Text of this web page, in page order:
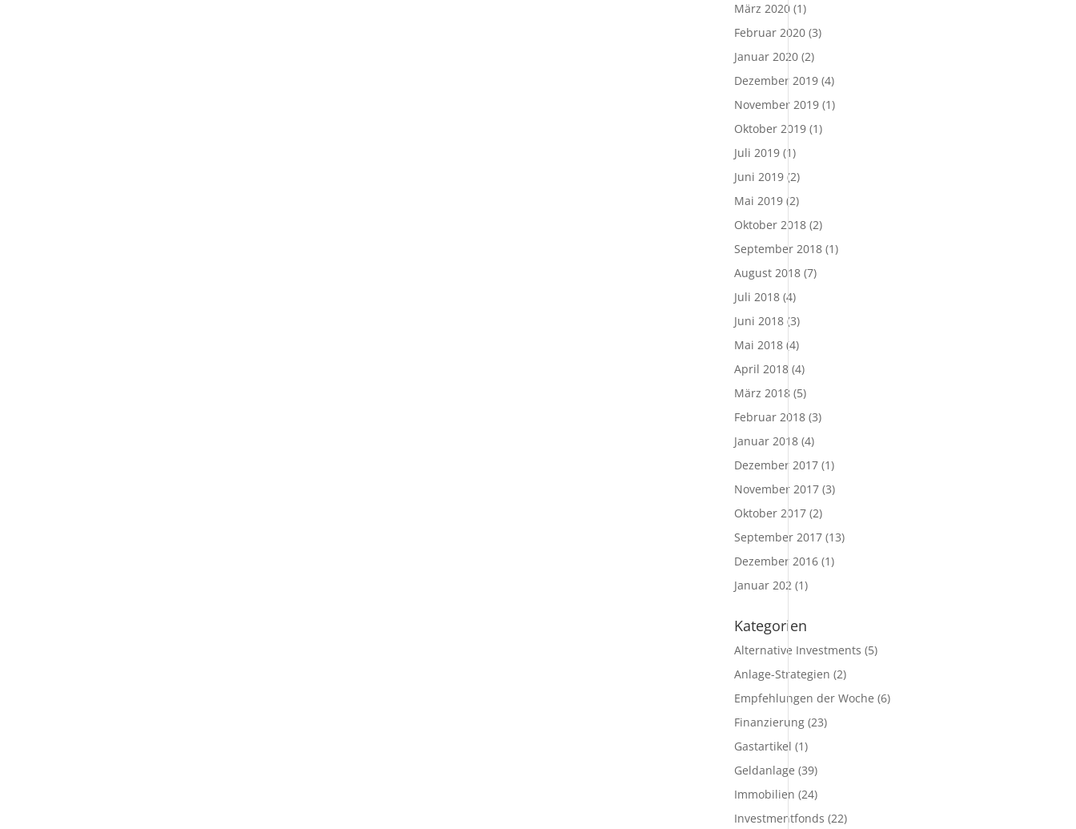
März 2020 (1)
Februar 2020 (3)
Januar 2020 (2)
Dezember 2019 (4)
November 2019 (1)
Oktober 2019 (1)
Juli 2019 (1)
Juni 2019 (2)
Mai 2019 (2)
Oktober 2018 (2)
September 2018 (1)
August 2018 (7)
Juli 2018 (4)
Juni 2018 (3)
Mai 2018 (4)
April 2018 (4)
März 2018 (5)
Februar 2018 (3)
Januar 2018 (4)
Dezember 2017 (1)
November 2017 (3)
Oktober 2017 (2)
September 2017 (13)
Dezember 2016 (1)
Januar 202 (1)
Kategorien
Alternative Investments (5)
Anlage-Strategien (2)
Empfehlungen der Woche (6)
Finanzierung (23)
Gastartikel (1)
Geldanlage (39)
Immobilien (24)
Investmentfonds (22)